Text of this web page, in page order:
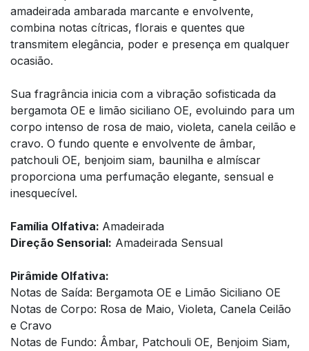
amadeirada ambarada marcante e envolvente,
combina notas cítricas, florais e quentes que
transmitem elegância, poder e presença em qualquer
ocasião.
Sua fragrância inicia com a vibração sofisticada da
bergamota OE e limão siciliano OE, evoluindo para um
corpo intenso de rosa de maio, violeta, canela ceilão e
cravo. O fundo quente e envolvente de âmbar,
patchouli OE, benjoim siam, baunilha e almíscar
proporciona uma perfumação elegante, sensual e
inesquecível.
Família Olfativa: Amadeirada
Direção Sensorial: Amadeirada Sensual
Pirâmide Olfativa:
Notas de Saída: Bergamota OE e Limão Siciliano OE
Notas de Corpo: Rosa de Maio, Violeta, Canela Ceilão
e Cravo
Notas de Fundo: Âmbar, Patchouli OE, Benjoim Siam,